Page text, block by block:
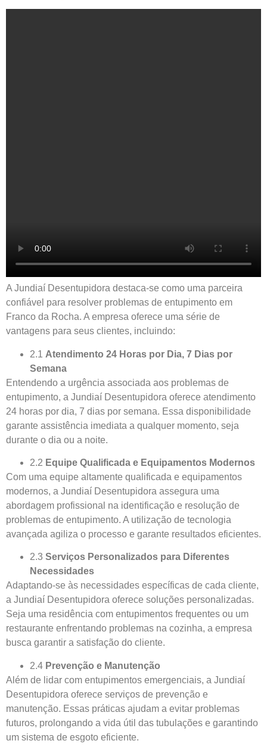
A Jundiaí Desentupidora destaca-se como uma parceira
confiável para resolver problemas de entupimento em
Franco da Rocha. A empresa oferece uma série de
vantagens para seus clientes, incluindo:
2.1 Atendimento 24 Horas por Dia, 7 Dias por
Semana
Entendendo a urgência associada aos problemas de
entupimento, a Jundiaí Desentupidora oferece atendimento
24 horas por dia, 7 dias por semana. Essa disponibilidade
garante assistência imediata a qualquer momento, seja
durante o dia ou a noite.
2.2 Equipe Qualificada e Equipamentos Modernos
Com uma equipe altamente qualificada e equipamentos
modernos, a Jundiaí Desentupidora assegura uma
abordagem profissional na identificação e resolução de
problemas de entupimento. A utilização de tecnologia
avançada agiliza o processo e garante resultados eficientes.
2.3 Serviços Personalizados para Diferentes
Necessidades
Adaptando-se às necessidades específicas de cada cliente,
a Jundiaí Desentupidora oferece soluções personalizadas.
Seja uma residência com entupimentos frequentes ou um
restaurante enfrentando problemas na cozinha, a empresa
busca garantir a satisfação do cliente.
2.4 Prevenção e Manutenção
Além de lidar com entupimentos emergenciais, a Jundiaí
Desentupidora oferece serviços de prevenção e
manutenção. Essas práticas ajudam a evitar problemas
futuros, prolongando a vida útil das tubulações e garantindo
um sistema de esgoto eficiente.